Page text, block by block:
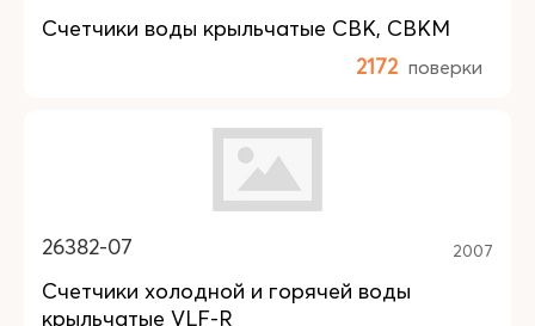
Счетчики воды крыльчатые СВК, СВКМ
2172 поверки
26382-07 2007
Счетчики холодной и горячей воды
крыльчатые VLF-R